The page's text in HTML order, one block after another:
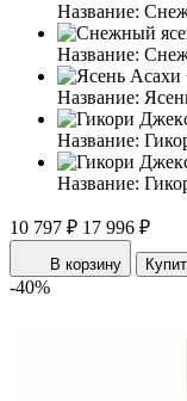
Название:
Название:
Название:
Название:
Название:
10 797 ₽ 17 996 ₽
В корзину
-40%